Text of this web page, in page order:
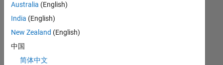
keine
offenen
Stellen
können,
die
Australia (English)
India (English)
New Zealand (English)
中国
简体中文